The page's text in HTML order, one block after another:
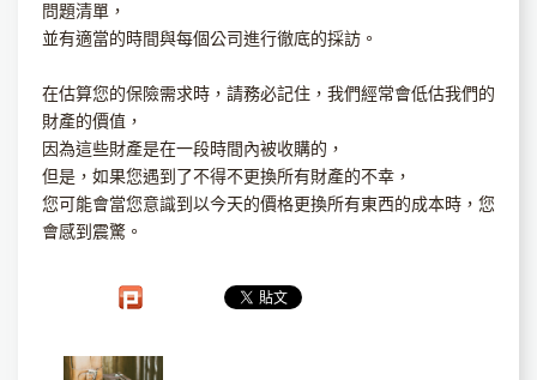
問題清單，
並有適當的時間與每個公司進行徹底的採訪。
在估算您的保險需求時，請務必記住，我們經常會低估我們的
財產的價值，
因為這些財產是在一段時間內被收購的，
但是，如果您遇到了不得不更換所有財產的不幸，
您可能會當您意識到以今天的價格更換所有東西的成本時，您
會感到震驚。